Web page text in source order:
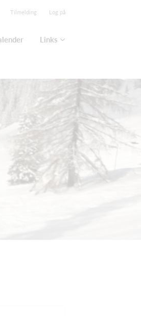
Tilmelding Log på
Links